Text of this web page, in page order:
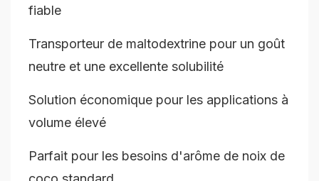
fiable
Transporteur de maltodextrine pour un goût
neutre et une excellente solubilité
Solution économique pour les applications à
volume élevé
Parfait pour les besoins d'arôme de noix de